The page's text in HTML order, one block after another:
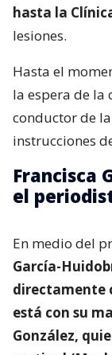
hasta la
lesiones.
Hasta el
la espera de la
conductor de
instrucciones
Francisca
el
En medio del
García-
directamente
está con su
González,